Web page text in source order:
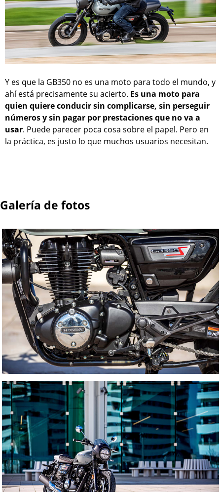
Y es que la GB350 no es una moto para todo el mundo, y
ahí está precisamente su acierto. Es una moto para
quien quiere conducir sin complicarse, sin perseguir
números y sin pagar por prestaciones que no va a
usar. Puede parecer poca cosa sobre el papel. Pero en
la práctica, es justo lo que muchos usuarios necesitan.
Galería de fotos